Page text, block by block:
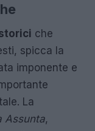
che
spicca la
imponente e
La
Assunta,